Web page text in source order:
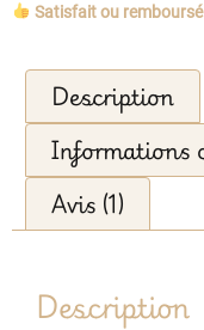
Satisfait ou remboursé
Description
Informations
Avis (1)
Description